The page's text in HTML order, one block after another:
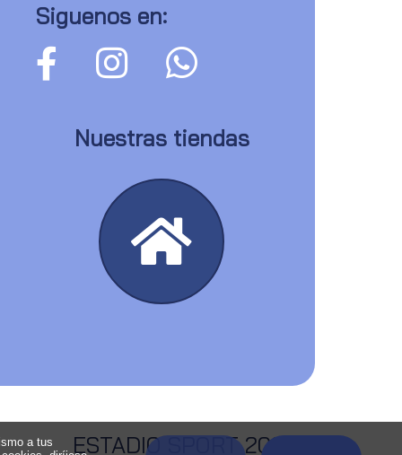
Siguenos en:
Nuestras tiendas
ESTADIO SPORT 2026
a tus